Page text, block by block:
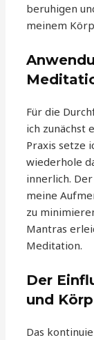
beruhigen
meinem
Für die
ich zunächst
Praxis setze
wiederhole
innerlich.
meine
zu
Mantras
Meditation.
Der
und
Das